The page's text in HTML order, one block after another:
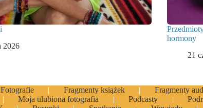
2026
hormony
21
Fotografie Fragmenty książek Fragmenty
Moja ulubiona fotografia Podcasty